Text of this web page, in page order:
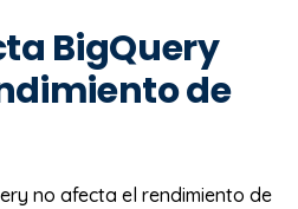
BigQuery
de
no afecta el rendimiento de